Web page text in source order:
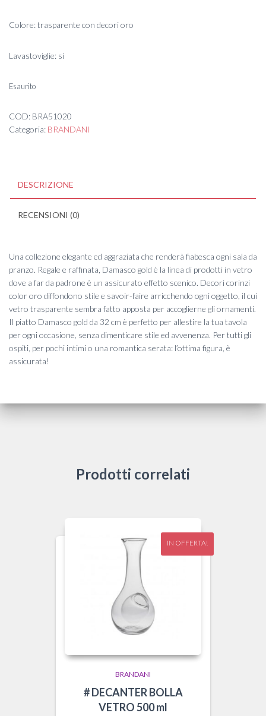
Colore: trasparente con decori oro
Lavastoviglie: si
Esaurito
COD: BRA51020
Categoria: BRANDANI
DESCRIZIONE
RECENSIONI (0)
Una collezione elegante ed aggraziata che renderà fiabesca ogni sala da
pranzo. Regale e raffinata, Damasco gold è la linea di prodotti in vetro
dove a far da padrone è un assicurato effetto scenico. Decori corinzi
color oro diffondono stile e savoir-faire arricchendo ogni oggetto, il cui
vetro trasparente sembra fatto apposta per accoglierne gli ornamenti.
Il piatto Damasco gold da 32 cm è perfetto per allestire la tua tavola
per ogni occasione, senza dimenticare stile ed avvenenza. Per tutti gli
ospiti, per pochi intimi o una romantica serata: l’ottima figura, è
assicurata!
Prodotti correlati
IN OFFERTA!
BRANDANI
# DECANTER BOLLA
VETRO 500 ml